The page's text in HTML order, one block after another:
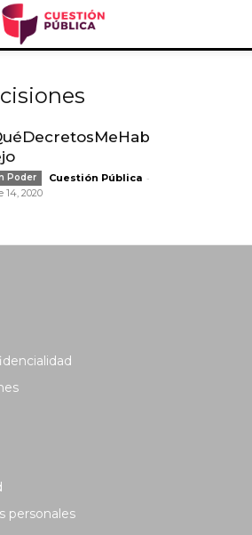
Poder Cuestión Pública -
14, 2020
personales